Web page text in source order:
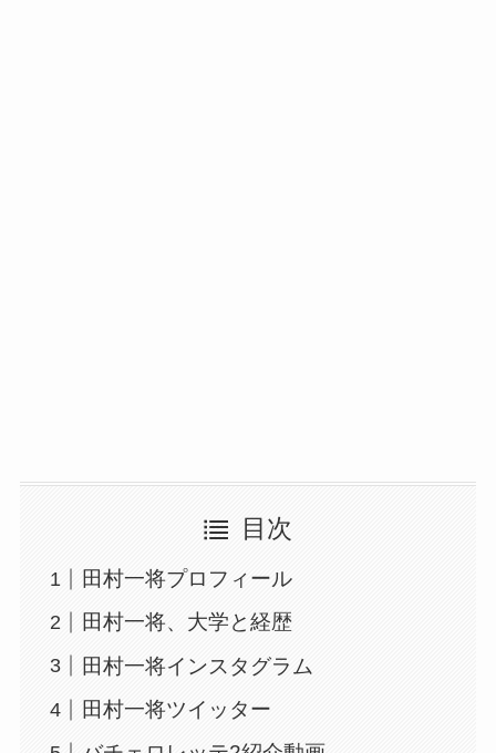
目次
田村一将プロフィール
田村一将、大学と経歴
田村一将インスタグラム
田村一将ツイッター